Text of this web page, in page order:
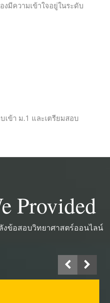
งมีความเข้าใจอยู่ในระดับ
เข้า ม.1 และเตรียมสอบ
Provided
งข้อสอบวิทยาศาสตร์ออนไลน์